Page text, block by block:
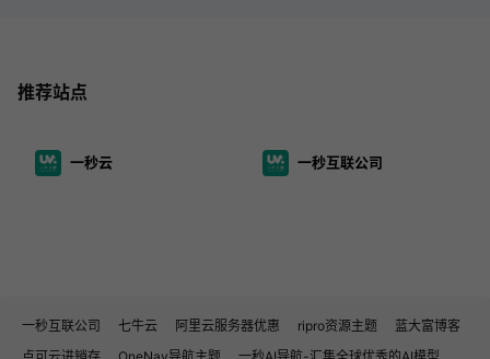
推荐站点
一秒云 一秒互联公司
一秒互联公司 七牛云 阿里云服务器优惠 ripro资源主题
蓝大富博客